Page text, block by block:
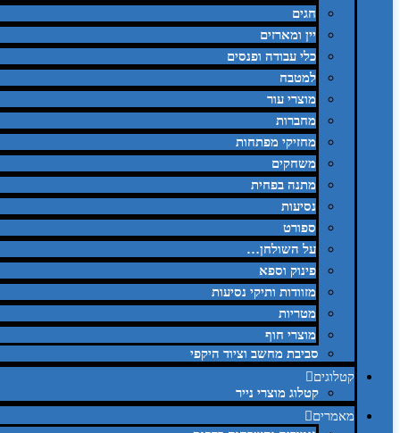
חגים
יין ומארזים
כלי עבודה ופנסים
למטבח
מוצרי עור
מחברות
מחזיקי מפתחות
משחקים
מתנה בפחית
נסיעות
ספורט
על השולחן…
פינוק וספא
מזוודות ותיקי נסיעות
מטריות
מוצרי חוף
סביבת מחשב וציוד היקפי
קטלוגים
קטלוג מוצרי נייר
מאמרים